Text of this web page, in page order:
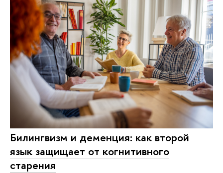
Билингвизм и деменция: как второй
язык защищает от когнитивного
старения